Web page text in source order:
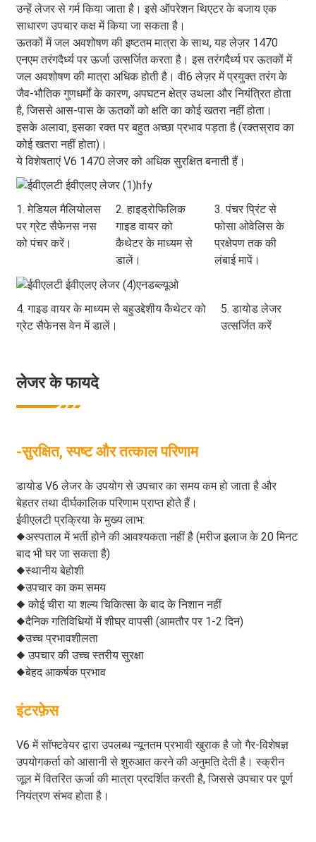
उन्हें लेजर से गर्म किया जाता है। इसे ऑपरेशन थिएटर के बजाय एक
साधारण उपचार कक्ष में किया जा सकता है।
ऊतकों में जल अवशोषण की इष्टतम मात्रा के साथ, यह लेज़र 1470
एनएम तरंगदैर्ध्य पर ऊर्जा उत्सर्जित करता है। इस तरंगदैर्ध्य पर ऊतकों में
जल अवशोषण की मात्रा अधिक होती है। वी6 लेज़र में प्रयुक्त तरंग के
जैव-भौतिक गुणधर्मों के कारण, अपघटन क्षेत्र उथला और नियंत्रित होता
है, जिससे आस-पास के ऊतकों को क्षति का कोई खतरा नहीं होता।
इसके अलावा, इसका रक्त पर बहुत अच्छा प्रभाव पड़ता है (रक्तस्राव का
कोई खतरा नहीं होता)।
ये विशेषताएं V6 1470 लेजर को अधिक सुरक्षित बनाती हैं।
1. मेडियल मैलियोलस
पर ग्रेट सैफेनस नस
को पंचर करें।
2. हाइड्रोफिलिक
गाइड वायर को
कैथेटर के माध्यम से
डालें।
3. पंचर प्रिंट से
फोसा ओवेलिस के
प्रक्षेपण तक की
लंबाई मापें।
4. गाइड वायर के माध्यम से बहुउद्देशीय कैथेटर को
ग्रेट सैफेनस वेन में डालें।
5. डायोड लेजर
उत्सर्जित करें
लेजर के फायदे
-सुरक्षित, स्पष्ट और तत्काल परिणाम
डायोड V6 लेजर के उपयोग से उपचार का समय कम हो जाता है और
बेहतर तथा दीर्घकालिक परिणाम प्राप्त होते हैं।
ईवीएलटी प्रक्रिया के मुख्य लाभ:
◆अस्पताल में भर्ती होने की आवश्यकता नहीं है (मरीज इलाज के 20 मिनट
बाद भी घर जा सकता है)
◆स्थानीय बेहोशी
◆उपचार का कम समय
◆ कोई चीरा या शल्य चिकित्सा के बाद के निशान नहीं
◆दैनिक गतिविधियों में शीघ्र वापसी (आमतौर पर 1-2 दिन)
◆उच्च प्रभावशीलता
◆ उपचार की उच्च स्तरीय सुरक्षा
◆बेहद आकर्षक प्रभाव
इंटरफ़ेस
V6 में सॉफ्टवेयर द्वारा उपलब्ध न्यूनतम प्रभावी खुराक है जो गैर-विशेषज्ञ
उपयोगकर्ता को आसानी से शुरुआत करने की अनुमति देती है। स्क्रीन
जूल में वितरित ऊर्जा की मात्रा प्रदर्शित करती है, जिससे उपचार पर पूर्ण
नियंत्रण संभव होता है।